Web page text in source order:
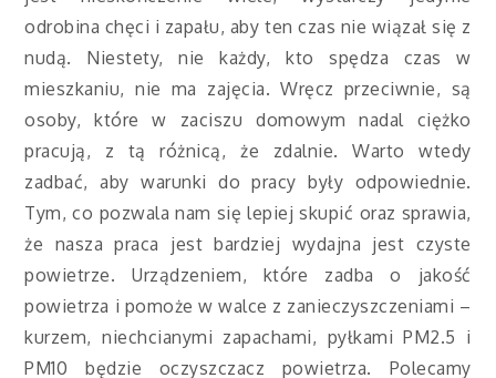
odrobina chęci i zapału, aby ten czas nie wiązał się z
nudą. Niestety, nie każdy, kto spędza czas w
mieszkaniu, nie ma zajęcia. Wręcz przeciwnie, są
osoby, które w zaciszu domowym nadal ciężko
pracują, z tą różnicą, że zdalnie. Warto wtedy
zadbać, aby warunki do pracy były odpowiednie.
Tym, co pozwala nam się lepiej skupić oraz sprawia,
że nasza praca jest bardziej wydajna jest czyste
powietrze. Urządzeniem, które zadba o jakość
powietrza i pomoże w walce z zanieczyszczeniami –
kurzem, niechcianymi zapachami, pyłkami PM2.5 i
PM10 będzie oczyszczacz powietrza. Polecamy